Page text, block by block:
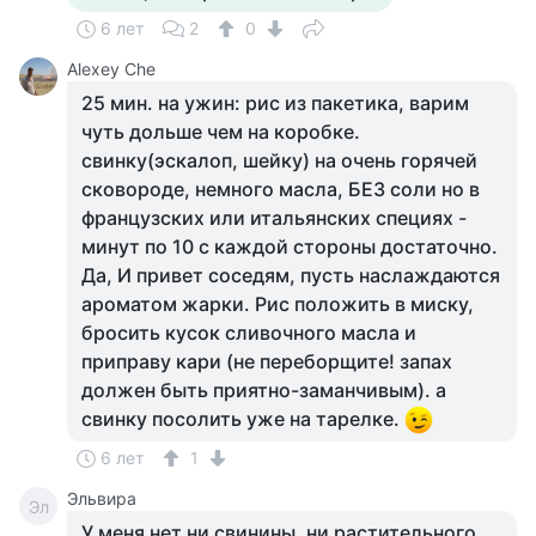
6 лет 2
0
Alexey Che
25 мин. на ужин: рис из пакетика, варим
чуть дольше чем на коробке.
свинку(эскалоп, шейку) на очень горячей
сковороде, немного масла, БЕЗ соли но в
французских или итальянских специях -
минут по 10 с каждой стороны достаточно.
Да, И привет соседям, пусть наслаждаются
ароматом жарки. Рис положить в миску,
бросить кусок сливочного масла и
приправу кари (не переборщите! запах
должен быть приятно-заманчивым). а
свинку посолить уже на тарелке.
6 лет 1
Эл Эльвира